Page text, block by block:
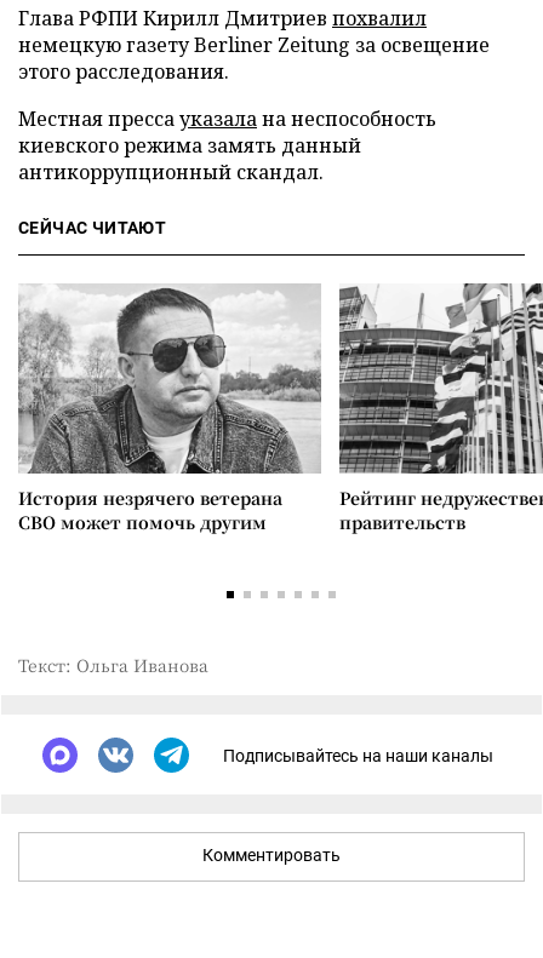
Глава РФПИ Кирилл Дмитриев похвалил
немецкую газету Berliner Zeitung за освещение
этого расследования.
Местная прессауказалана неспособность
киевского режима замять данный
антикоррупционный скандал.
СЕЙЧАС ЧИТАЮТ
История незрячего ветерана
СВО может помочь другим
Рейтинг
правительств
Текст: Ольга Иванова
Подписывайтесь на наши каналы
Комментировать